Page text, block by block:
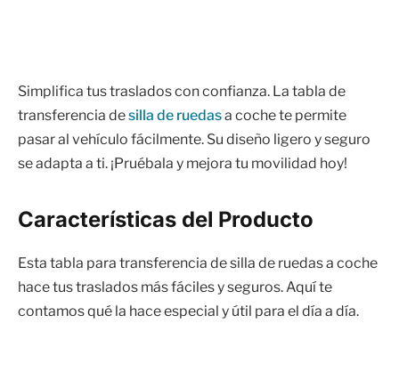
Simplifica tus traslados con confianza. La tabla de
transferencia desilla de ruedasa coche te permite
pasar al vehículo fácilmente. Su diseño ligero y seguro
se adapta a ti. ¡Pruébala y mejora tu movilidad hoy!
Características del Producto
Esta tabla para transferencia de silla de ruedas a coche
hace tus traslados más fáciles y seguros. Aquí te
contamos qué la hace especial y útil para el día a día.